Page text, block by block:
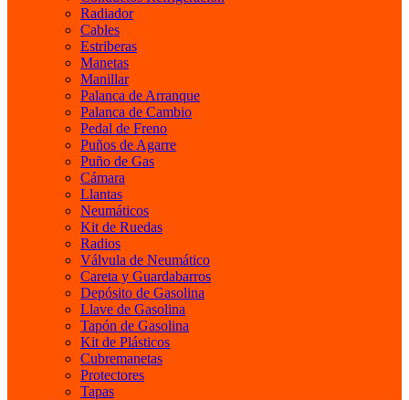
Radiador
Cables
Estriberas
Manetas
Manillar
Palanca de Arranque
Palanca de Cambio
Pedal de Freno
Puños de Agarre
Puño de Gas
Cámara
Llantas
Neumáticos
Kit de Ruedas
Radios
Válvula de Neumático
Careta y Guardabarros
Depósito de Gasolina
Llave de Gasolina
Tapón de Gasolina
Kit de Plásticos
Cubremanetas
Protectores
Tapas